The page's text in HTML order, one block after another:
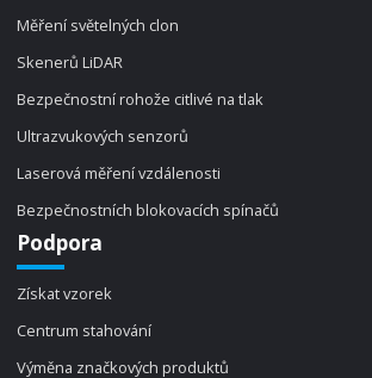
Měření světelných clon
Skenerů LiDAR
Bezpečnostní rohože citlivé na tlak
Ultrazvukových senzorů
Laserová měření vzdálenosti
Bezpečnostních blokovacích spínačů
Podpora
Získat vzorek
Centrum stahování
Výměna značkových produktů